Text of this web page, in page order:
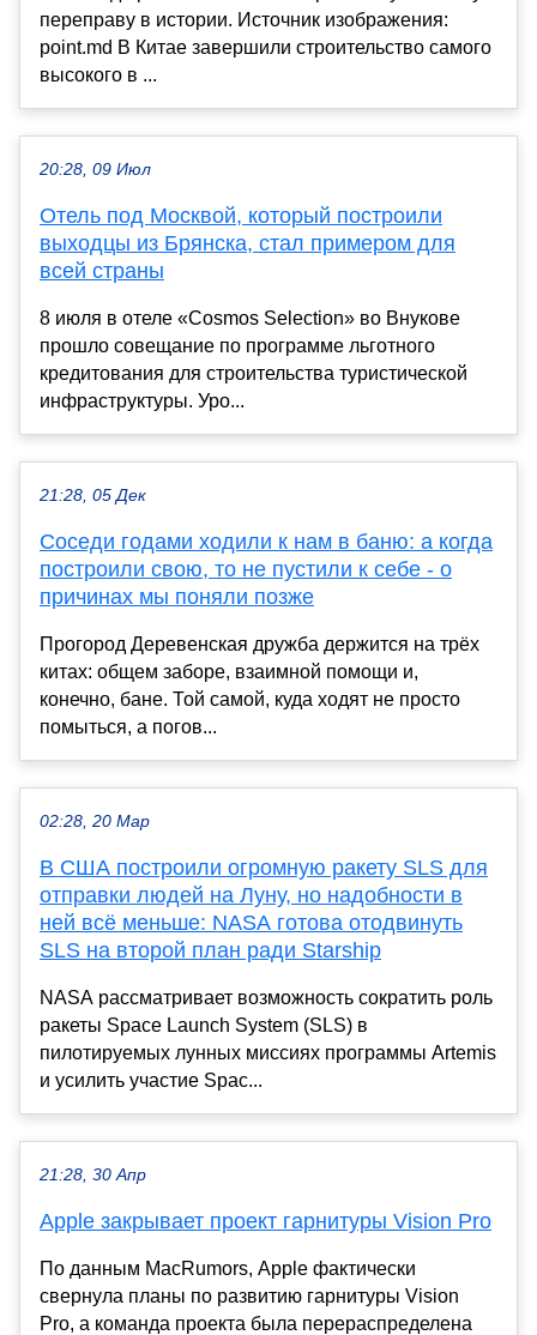
переправу в истории. Источник изображения:
point.md В Китае завершили строительство самого
высокого в ...
20:28, 09 Июл
Отель под Москвой, который построили
выходцы из Брянска, стал примером для
всей страны
8 июля в отеле «Cosmos Selection» во Внукове
прошло совещание по программе льготного
кредитования для строительства туристической
инфраструктуры. Уро...
21:28, 05 Дек
Соседи годами ходили к нам в баню: а когда
построили свою, то не пустили к себе - о
причинах мы поняли позже
Прогород Деревенская дружба держится на трёх
китах: общем заборе, взаимной помощи и,
конечно, бане. Той самой, куда ходят не просто
помыться, а погов...
02:28, 20 Мар
В США построили огромную ракету SLS для
отправки людей на Луну, но надобности в
ней всё меньше: NASA готова отодвинуть
SLS на второй план ради Starship
NASA рассматривает возможность сократить роль
ракеты Space Launch System (SLS) в
пилотируемых лунных миссиях программы Artemis
и усилить участие Spac...
21:28, 30 Апр
Apple закрывает проект гарнитуры Vision Pro
По данным MacRumors, Apple фактически
свернула планы по развитию гарнитуры Vision
Pro, а команда проекта была перераспределена